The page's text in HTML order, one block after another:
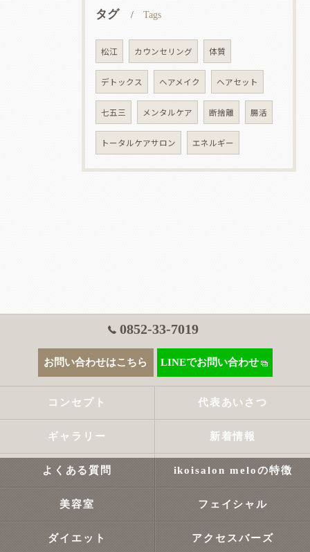
タグ Tags
松江 カウンセリング 体質
デトックス ヘアメイク ヘアセット
七五三 メンタルケア 断捨離 腸活
トータルケアサロン エネルギー
0852-33-7019
お問い合わせはこちら LINEでお問い合わせ
コンセプト 代表あいさつ
ギャラリー 新着情報
よくある質問 ikoisalon meloの特徴
美容室 フェイシャル
ダイエット アクセスバーズ